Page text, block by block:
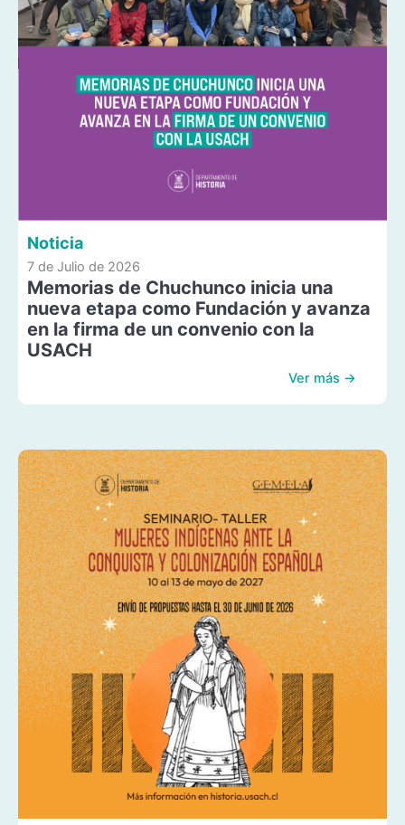
Noticia
7 de Julio de 2026
Memorias de Chuchunco inicia una
nueva etapa como Fundación y avanza
en la firma de un convenio con la
USACH
Ver más →